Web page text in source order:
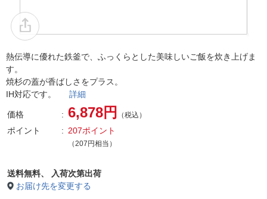
熱伝導に優れた鉄釜で、ふっくらとした美味しいご飯を炊き上げま
す。
焼杉の蓋が香ばしさをプラス。
IH対応です。 詳細
価格 6,878円 （税込）
ポイント 207ポイント
（207円相当）
送料無料、
入荷次第出荷
お届け先を変更する